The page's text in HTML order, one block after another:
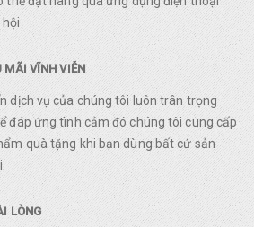
MÃI VĨNH VIỄN
dịch vụ của chúng tôi luôn trân trọng
đáp ứng tình cảm đó chúng tôi cung cấp
quà tặng khi bạn dùng bất cứ sản
LÒNG